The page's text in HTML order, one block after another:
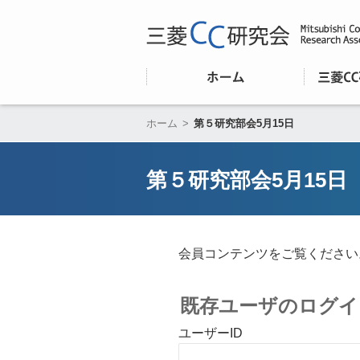
ホーム > 第５研究部会5月15日
第５研究部会5月15日
会員コンテンツをご覧くださ
既存ユーザのログ
ユーザーID